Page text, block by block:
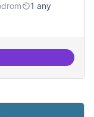
1 any
digitals i